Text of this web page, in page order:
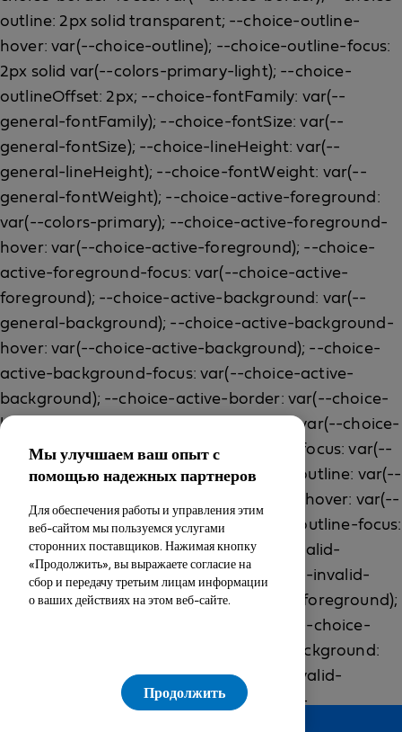
Мы улучшаем ваш опыт с
помощью надежных партнеров
Для обеспечения работы и управления этим
веб-сайтом мы пользуемся услугами
сторонних поставщиков. Нажимая кнопку
«Продолжить», вы выражаете согласие на
сбор и передачу третьим лицам информации
о ваших действиях на этом веб-сайте.
Продолжить